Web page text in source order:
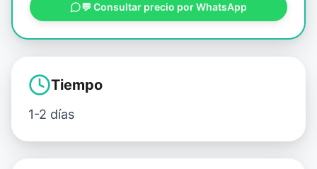
💬 Consultar precio por WhatsApp
Tiempo
1-2 días